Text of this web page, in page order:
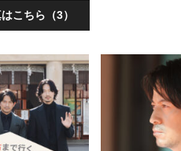
こちら（3）